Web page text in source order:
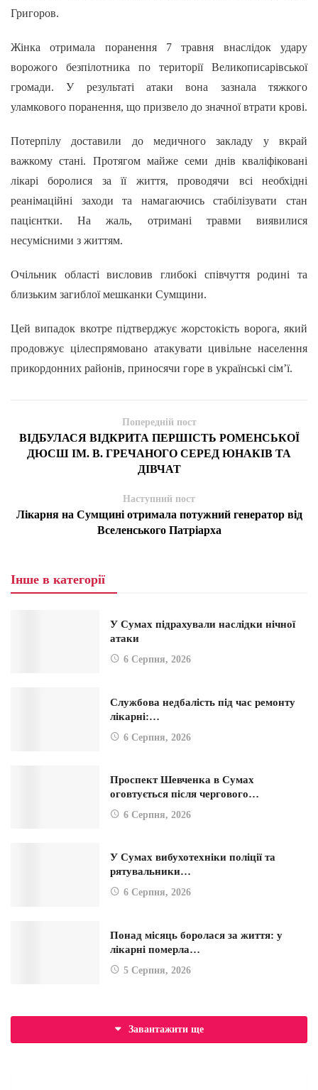
Григоров.
Жінка отримала поранення 7 травня внаслідок удару
ворожого безпілотника по території Великописарівської
громади. У результаті атаки вона зазнала тяжкого
уламкового поранення, що призвело до значної втрати крові.
Потерпілу доставили до медичного закладу у вкрай
важкому стані. Протягом майже семи днів кваліфіковані
лікарі боролися за її життя, проводячи всі необхідні
реанімаційні заходи та намагаючись стабілізувати стан
пацієнтки. На жаль, отримані травми виявилися
несумісними з життям.
Очільник області висловив глибокі співчуття родині та
близьким загиблої мешканки Сумщини.
Цей випадок вкотре підтверджує жорстокість ворога, який
продовжує цілеспрямовано атакувати цивільне населення
прикордонних районів, приносячи горе в українські сім’ї.
Попередній пост
ВІДБУЛАСЯ ВІДКРИТА ПЕРШІСТЬ РОМЕНСЬКОЇ
ДЮСШ ІМ. В. ГРЕЧАНОГО СЕРЕД ЮНАКІВ ТА
ДІВЧАТ
Наступний пост
Лікарня на Сумщині отримала потужний генератор від
Вселенського Патріарха
Інше в категорії
У Сумах підрахували наслідки нічної
атаки
6 Серпня, 2026
Службова недбалість під час ремонту
лікарні:…
6 Серпня, 2026
Проспект Шевченка в Сумах
оговтується після чергового…
6 Серпня, 2026
У Сумах вибухотехніки поліції та
рятувальники…
6 Серпня, 2026
Понад місяць боролася за життя: у
лікарні померла…
5 Серпня, 2026
Завантажити ще